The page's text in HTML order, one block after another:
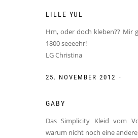
LILLE YUL
Hm, oder doch kleben?? Mir
1800 seeeehr!
LG Christina
25. NOVEMBER 2012 -
GABY
Das Simplicity Kleid vom
warum nicht noch eine